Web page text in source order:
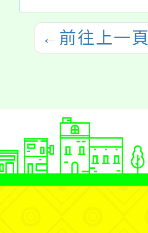
← 前往上一頁